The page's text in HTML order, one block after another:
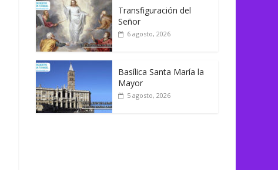
Transfiguración del
Señor
6 agosto, 2026
Basílica Santa María la
Mayor
5 agosto, 2026